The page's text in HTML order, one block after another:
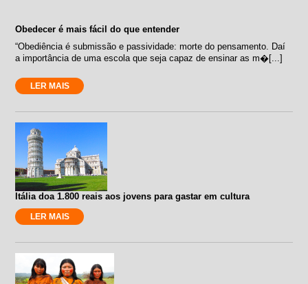
Obedecer é mais fácil do que entender
“Obediência é submissão e passividade: morte do pensamento. Daí
a importância de uma escola que seja capaz de ensinar as m�[...]
LER MAIS
Itália doa 1.800 reais aos jovens para gastar em cultura
LER MAIS